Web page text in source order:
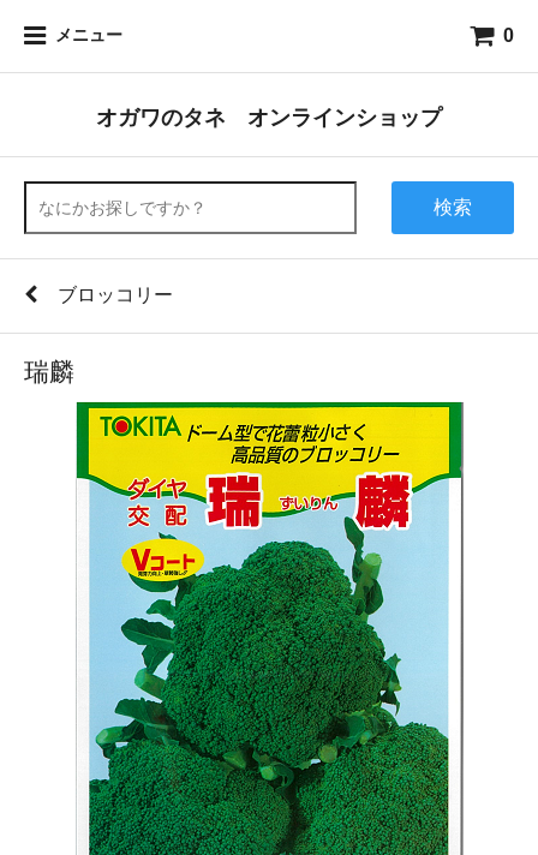
メニュー 0
オガワのタネ オンラインショップ
検索
ブロッコリー
瑞麟